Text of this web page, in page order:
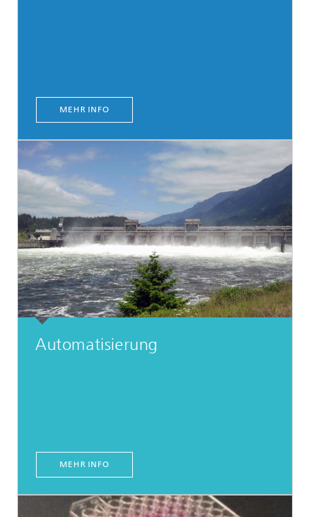
MEHR INFO
Automatisierung
MEHR INFO